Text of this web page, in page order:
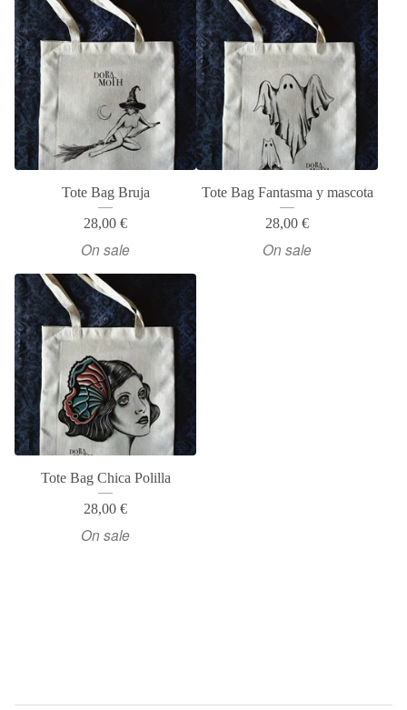
Tote Bag Bruja
28,00 €
On sale
Tote Bag Fantasma y mascota
28,00 €
On sale
Tote Bag Chica Polilla
28,00 €
On sale